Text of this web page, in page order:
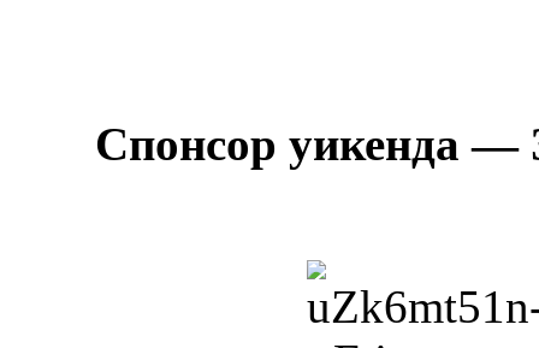
Спонсор уикенда —